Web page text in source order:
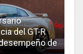
del GT-R
de